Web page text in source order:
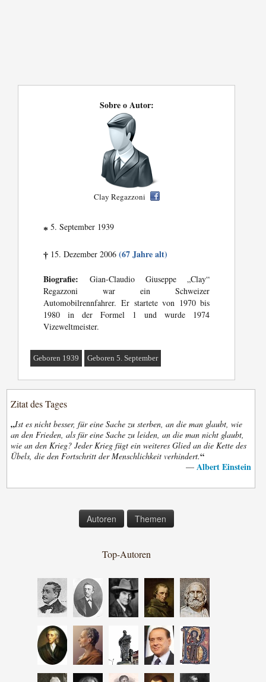
Sobre o Autor:
Clay Regazzoni
* 5. September 1939
† 15. Dezember 2006(67 Jahre alt)
Biografie: Gian-Claudio Giuseppe „Clay“
Regazzoni war ein Schweizer
Automobilrennfahrer. Er startete von 1970 bis
1980 in der Formel 1 und wurde 1974
Vizeweltmeister.
Geboren 1939 Geboren 5. September
Zitat des Tages
„Ist es nicht besser, für eine Sache zu sterben, an die man glaubt, wie
an den Frieden, als für eine Sache zu leiden, an die man nicht glaubt,
wie an den Krieg? Jeder Krieg fügt ein weiteres Glied an die Kette des
Übels, die den Fortschritt der Menschlichkeit verhindert.“
— Albert Einstein
Autoren Themen
Top-Autoren